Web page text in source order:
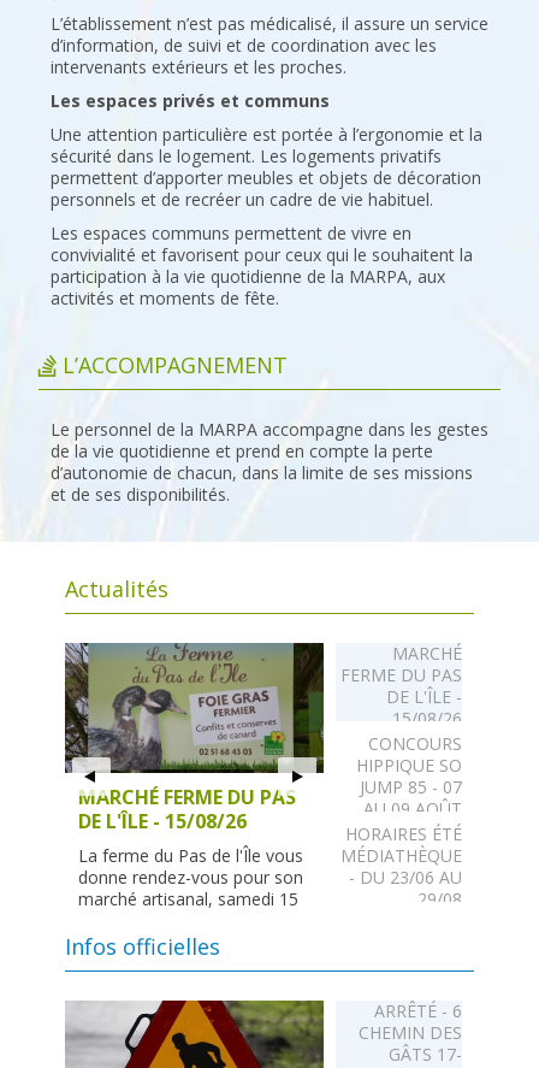
L’établissement n’est pas médicalisé, il assure un service
d’information, de suivi et de coordination avec les
intervenants extérieurs et les proches.
Les espaces privés et communs
Une attention particulière est portée à l’ergonomie et la
sécurité dans le logement. Les logements privatifs
permettent d’apporter meubles et objets de décoration
personnels et de recréer un cadre de vie habituel.
Les espaces communs permettent de vivre en
convivialité et favorisent pour ceux qui le souhaitent la
participation à la vie quotidienne de la MARPA, aux
activités et moments de fête.
L’ACCOMPAGNEMENT
Le personnel de la MARPA accompagne dans les gestes
de la vie quotidienne et prend en compte la perte
d’autonomie de chacun, dans la limite de ses missions
et de ses disponibilités.
Actualités
MARCHÉ FERME DU PAS
DE L'ÎLE - 15/08/26
La ferme du Pas de l'Île vous
donne rendez-vous pour son
marché artisanal, samedi 15
suite
CONCOURS HIPPIQUE
SO JUMP 85 - 07 AU 09
AOÛT
Concours de saut d’obstacles
pro et amateur organisé par
07 au 09 août au haras des
Presnes...Lire la suite
MARCHÉ
FERME DU PAS
DE L'ÎLE -
15/08/26
CONCOURS
HIPPIQUE SO
JUMP 85 - 07
AU 09 AOÛT
HORAIRES ÉTÉ
MÉDIATHÈQUE
- DU 23/06 AU
29/08
LA HALTE DU
COEUR -
RECHERCHE
Infos officielles
ARRÊTÉ - 6
CHEMIN DES
GÂTS 17-